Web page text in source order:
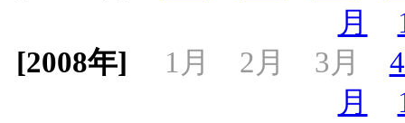
月
[2008年]
1月 2月 3月
月